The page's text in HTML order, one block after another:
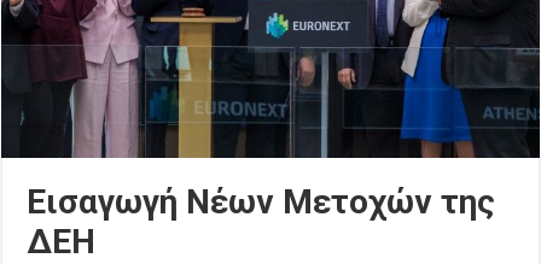
Εισαγωγή Νέων Μετοχών της
ΔΕΗ